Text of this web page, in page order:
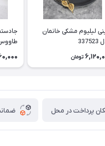
لیلیوم مشکی خانمان
تومان
پرداخت در محل